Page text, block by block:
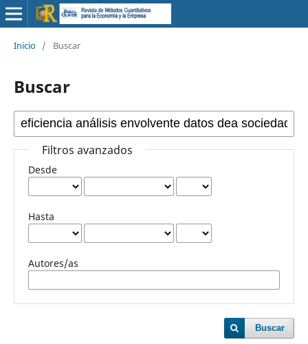
Inicio / Buscar
Buscar
Filtros avanzados
Desde
Hasta
Autores/as
Buscar